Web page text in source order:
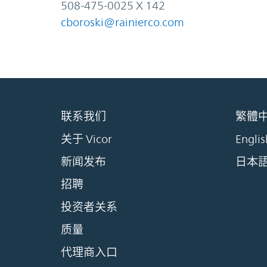
508-475-0025 X 142
cboroski@rainierco.com
联系我们
关于 Vicor
新闻发布
招聘
投资者关系
质量
代理商入口
繁體
日本